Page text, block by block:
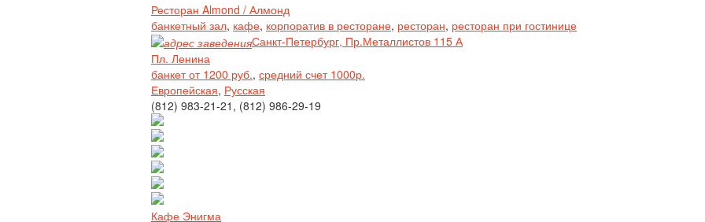
Ресторан Almond / Алмонд
банкетный зал, кафе, корпоратив в ресторане, ресторан, ресторан при гостинице
Санкт-Петербург, Пр.Металлистов 115 А
Пл. Ленина
банкет от 1200 руб., средний счет 1000р.
Европейская, Русская
(812) 983-21-21, (812) 986-29-19
Кафе Энигма